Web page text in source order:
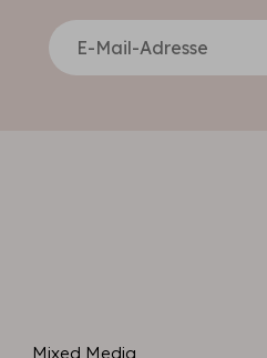
Mixed Media